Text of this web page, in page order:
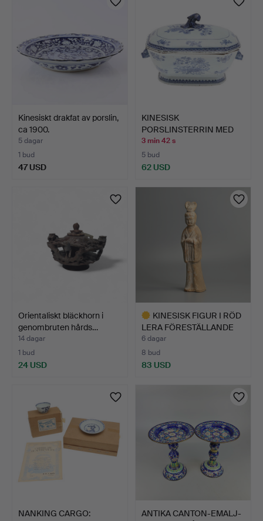
Kinesiskt drakfat av porslin,
ca 1900.
5 dagar
1 bud
47 USD
KINESISK
PORSLINSTERRIN MED
LOCK, 1700-TAL.
3 min 42 s
5 bud
62 USD
Orientaliskt bläckhorn i
genombruten hårds…
14 dagar
1 bud
24 USD
KINESISK FIGUR I RÖD
LERA FÖRESTÄLLANDE
HO…
6 dagar
8 bud
83 USD
NANKING CARGO:
ANTIKA CANTON-EMALJ-